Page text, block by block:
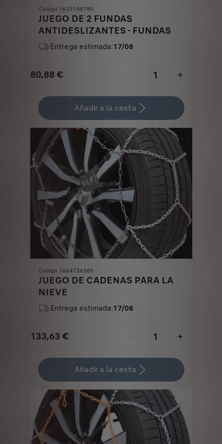
Codigo 1623148780
JUEGO DE 2 FUNDAS
ANTIDESLIZANTES - FUNDAS
Entrega estimada:17/08
80,88 €
Price
80,88
€
-
+
Quantity
updated
1
Añadir a la cesta
Codigo 1664736380
JUEGO DE CADENAS PARA LA
NIEVE
Entrega estimada:17/08
133,63 €
Price
133,63
-
+
Quantity
updated
Añadir a la cesta